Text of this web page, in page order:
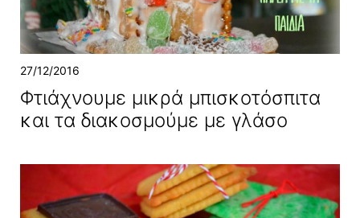
27/12/2016
Φτιάχνουμε μικρά μπισκοτόσπιτα
και τα διακοσμούμε με γλάσο